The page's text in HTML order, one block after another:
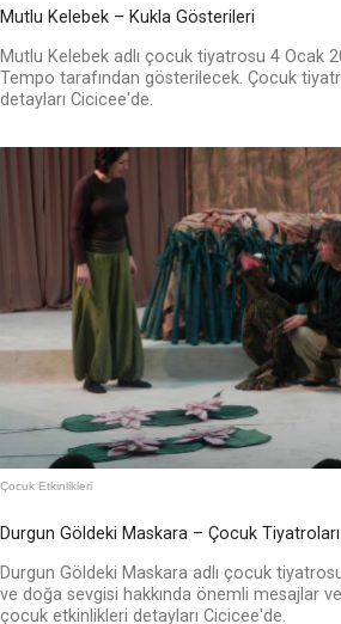
Mutlu Kelebek – Kukla Gösterileri
Mutlu Kelebek adlı çocuk tiyatrosu 4 Ocak
Tempo tarafından gösterilecek. Çocuk
detayları Cicicee'de.
Çocuk Etkinlikleri
Durgun Göldeki Maskara – Çocuk Tiyatroları
Durgun Göldeki Maskara adlı çocuk
ve doğa sevgisi hakkında önemli mesajlar
çocuk etkinlikleri detayları Cicicee'de.